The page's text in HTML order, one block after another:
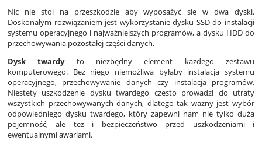
Nic nie stoi na przeszkodzie aby wyposażyć się w dwa dyski.
Doskonałym rozwiązaniem jest wykorzystanie dysku SSD do instalacji
systemu operacyjnego i najważniejszych programów, a dysku HDD do
przechowywania pozostałej części danych.
Dysk twardyto niezbędny element każdego zestawu
komputerowego. Bez niego niemożliwa byłaby instalacja systemu
operacyjnego, przechowywanie danych czy instalacja programów.
Niestety uszkodzenie dysku twardego często prowadzi do utraty
wszystkich przechowywanych danych, dlatego tak ważny jest wybór
odpowiedniego dysku twardego, który zapewni nam nie tylko duża
pojemność, ale też i bezpieczeństwo przed uszkodzeniami i
ewentualnymi awariami.